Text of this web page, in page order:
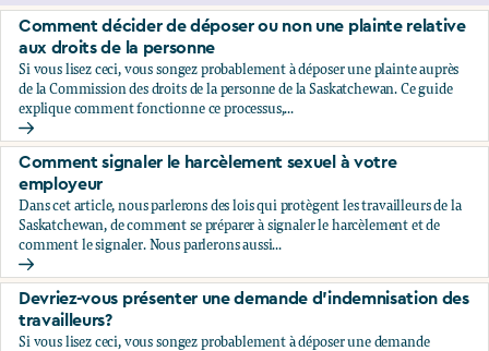
Comment décider de déposer ou non une plainte relative
aux droits de la personne
Si vous lisez ceci, vous songez probablement à déposer une plainte auprès
de la Commission des droits de la personne de la Saskatchewan. Ce guide
explique comment fonctionne ce processus,...
Comment décider de déposer ou non une plainte relative
Comment signaler le harcèlement sexuel à votre
employeur
Dans cet article, nous parlerons des lois qui protègent les travailleurs de la
Saskatchewan, de comment se préparer à signaler le harcèlement et de
comment le signaler. Nous parlerons aussi...
Comment signaler le harcèlement sexuel à votre employeur
Devriez-vous présenter une demande d’indemnisation des
travailleurs?
Si vous lisez ceci, vous songez probablement à déposer une demande